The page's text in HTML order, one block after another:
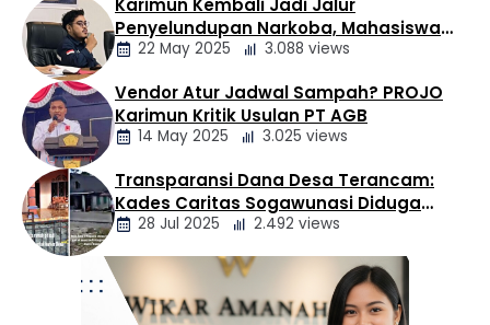
Berita
Daerah
Berita
Daerah
Penyelundupan Narkoba, Mahasiswa
Desak Pemkab dan Aparat Bertindak
22 May 2025 3.088 views
Berita
Daerah
Vendor Atur Jadwal Sampah? PROJO
Karimun Kritik Usulan PT AGB
14 May 2025 3.025 views
Daerah
Transparansi Dana Desa Terancam:
Kades Caritas Sogawunasi Diduga
Gelapkan Bantuan untuk Warga
28 Jul 2025 2.492 views